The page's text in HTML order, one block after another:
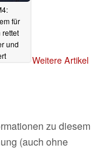
für
rettet
und
Weitere Artikel
zu diesem
(auch ohne